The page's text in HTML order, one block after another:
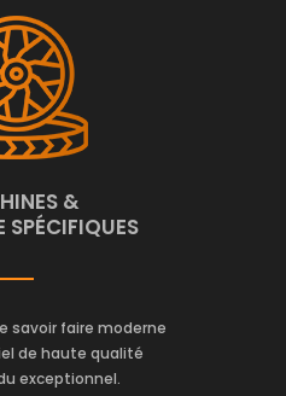
&
SPÉCIFIQUES
savoir faire moderne
de haute qualité
exceptionnel.